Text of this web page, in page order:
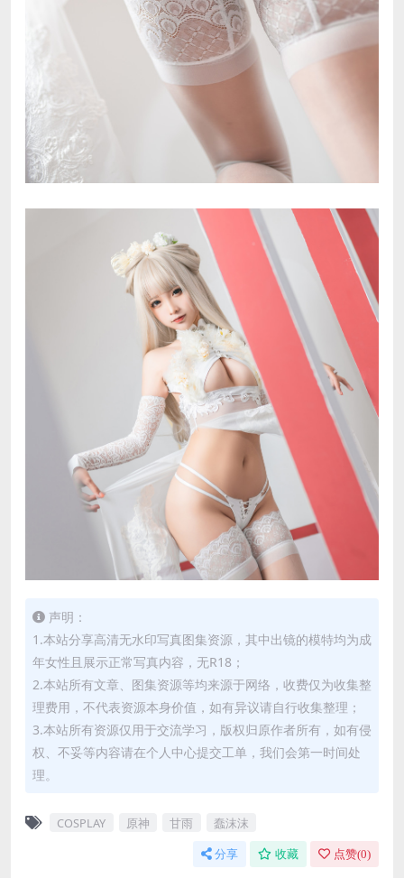
声明：
1.本站分享高清无水印写真图集资源，其中出镜的模特均为成
年女性且展示正常写真内容，无R18；
2.本站所有文章、图集资源等均来源于网络，收费仅为收集整
理费用，不代表资源本身价值，如有异议请自行收集整理；
3.本站所有资源仅用于交流学习，版权归原作者所有，如有侵
权、不妥等内容请在个人中心提交工单，我们会第一时间处
理。
COSPLAY 原神 甘雨 蠢沫沫
分享 收藏 点赞(0)